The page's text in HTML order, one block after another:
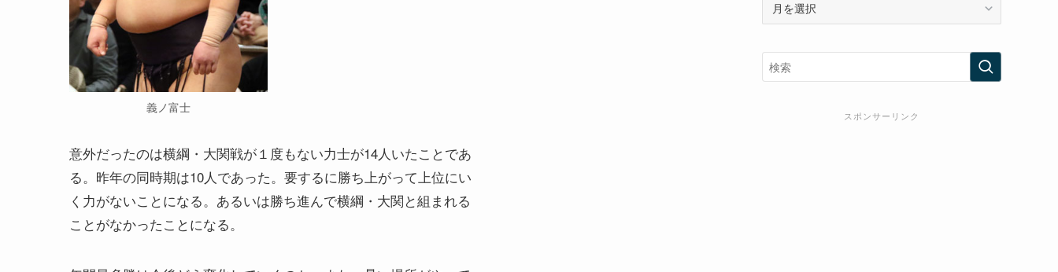
義ノ富士
意外だったのは横綱・大関戦が１度もない力士が14人いたことであ
る。昨年の同時期は10人であった。要するに勝ち上がって上位にい
く力がないことになる。あるいは勝ち進んで横綱・大関と組まれる
ことがなかったことになる。
事
＆
検
スポンサーリンク